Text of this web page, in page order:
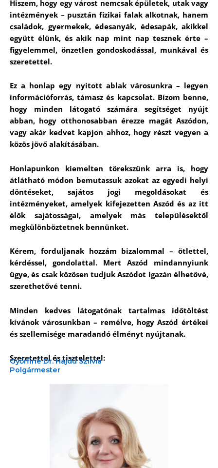
Hiszem, hogy egy várost nemcsak épületek, utak vagy
intézmények – pusztán fizikai falak alkotnak, hanem
családok, gyermekek, édesanyák, édesapák, akikkel
együtt élünk, és akik nap mint nap tesznek érte –
figyelemmel, önzetlen gondoskodással, munkával és
szeretettel.
Ez a honlap egy nyitott ablak városunkra – legyen
információforrás, támasz és kapcsolat. Bízom benne,
hogy minden látogató számára segítséget nyújt
abban, hogy otthonosabban érezze magát Aszódon,
vagy akár kedvet kapjon ahhoz, hogy részt vegyen a
közös jövő alakításában.
Honlapunkon kiemelten törekszünk arra is, hogy
átlátható módon bemutassuk azokat az egyedi helyi
döntéseket, sajátos jogi megoldásokat és
intézményeket, amelyek kifejezetten Aszód és az itt
élők sajátosságai, amelyek más településektől
megkülönböztetnek bennünket.
Kérem, forduljanak hozzám bizalommal – ötlettel,
kérdéssel, gondolattal. Mert Aszód mindannyiunk
ügye, és csak közösen tudjuk Aszódot igazán élhetővé,
szerethetővé tenni.
Minden kedves látogatónak tartalmas időtöltést
kívánok városunkban – remélve, hogy Aszód értékei
és szellemisége maradandó élményt nyújtanak.
Szeretettel és tisztelettel:
Győrfiné Dr. Hajdú Szilvia
Polgármester